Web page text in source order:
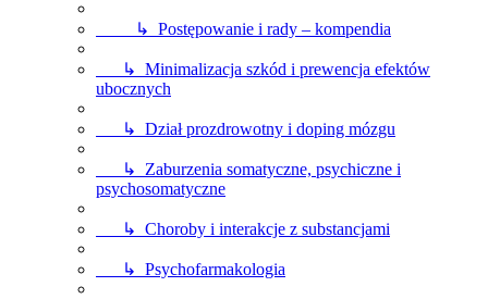
↳ Postępowanie i rady – kompendia
↳ Minimalizacja szkód i prewencja efektów
ubocznych
↳ Dział prozdrowotny i doping mózgu
↳ Zaburzenia somatyczne, psychiczne i
psychosomatyczne
↳ Choroby i interakcje z substancjami
↳ Psychofarmakologia